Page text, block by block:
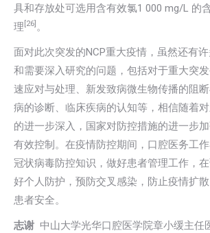
具和存放处可选用含有效氯1 000 mg/L 的
理 [26] 。
面对此次突发的NCP重大疫情，虽然还有
和需要深入研究的问题，包括对于重大突
速应对与处理、新发致病微生物传播的阻
病的诊断、临床疾病的认知等，相信随着
的进一步深入，国家对防控措施的进一步
有效控制。在疫情防控期间，口腔医务工
冠状病毒防控知识，做好患者管理工作，
好个人防护，预防交叉感染，防止疫情扩
患者安全。
志谢 中山大学光华口腔医学院章小缓主任